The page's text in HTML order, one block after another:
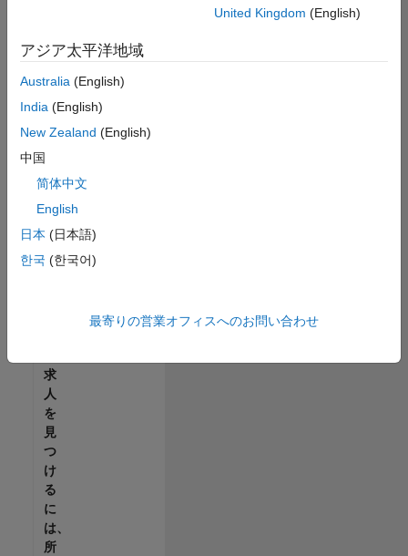
れ
い
ま
せ
ご
希
望
地
域
求
人
を
見
つ
け
る
に
は、
所
United Kingdom (English)
アジア太平洋地域
Australia (English)
India (English)
New Zealand (English)
中国
简体中文
English
日本 (日本語)
한국 (한국어)
最寄りの営業オフィスへのお問い合わせ